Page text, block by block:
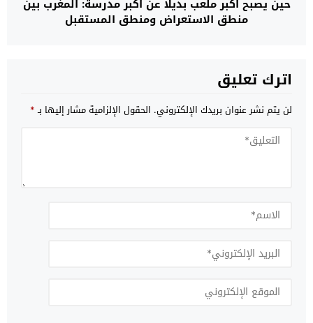
حين يصبح أكبر ملعب بديلا عن أكبر مدرسة: المغرب بين
منطق الاستعراض ومنطق المستقبل
اترك تعليق
لن يتم نشر عنوان بريدك الإلكتروني. الحقول الإلزامية مشار إليها بـ*